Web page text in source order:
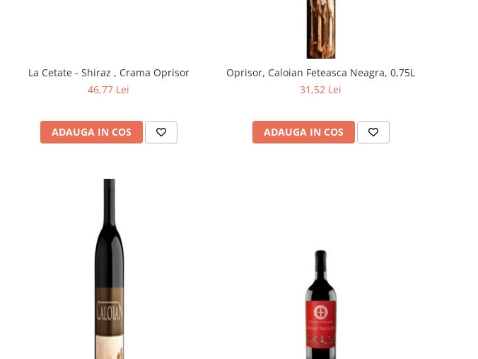
La Cetate - Shiraz , Crama Oprisor
46,77 Lei
ADAUGA IN COS
Oprisor, Caloian Feteasca Neagra, 0,75L
31,52 Lei
ADAUGA IN COS